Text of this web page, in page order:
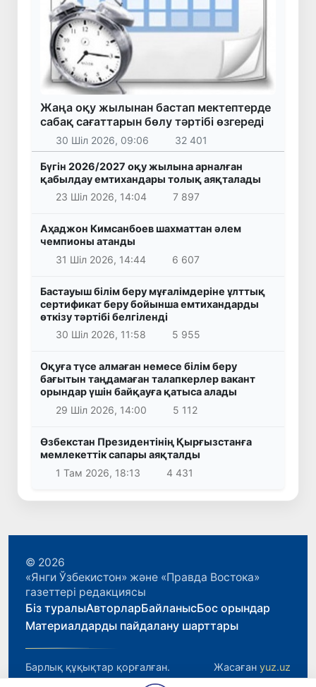
Жаңа оқу жылынан бастап мектептерде
сабақ сағаттарын бөлу тәртібі өзгереді
30 Шіл 2026, 09:06 32 401
Бүгін 2026/2027 оқу жылына арналған
қабылдау емтихандары толық аяқталады
23 Шіл 2026, 14:04
7 897
Аҳаджон Кимсанбоев шахматтан әлем
чемпионы атанды
31 Шіл 2026, 14:44
6 607
Бастауыш білім беру мұғалімдеріне ұлттық
сертификат беру бойынша емтихандарды
өткізу тәртібі белгіленді
30 Шіл 2026, 11:58
5 955
Оқуға түсе алмаған немесе білім беру
бағытын таңдамаған талапкерлер вакант
орындар үшін байқауға қатыса алады
29 Шіл 2026, 14:00
5 112
Өзбекстан Президентінің Қырғызстанға
мемлекеттік сапары аяқталды
1 Там 2026, 18:13
4 431
© 2026
«Янги Ўзбекистон» және «Правда Востока»
газеттері редакциясы
Біз туралыАвторларБайланысБос орындар
Материалдарды пайдалану шарттары
Барлық құқықтар қорғалған. Жасаған yuz.uz